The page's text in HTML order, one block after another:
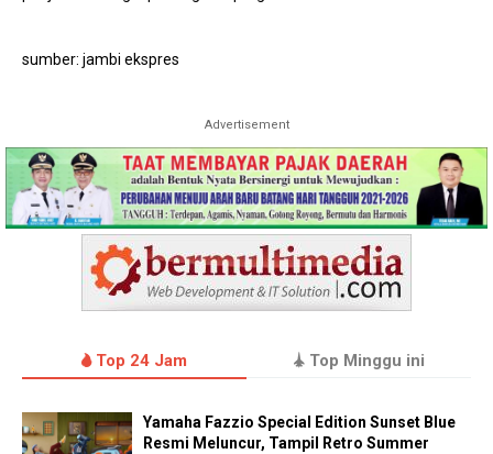
sumber: jambi ekspres
Advertisement
Top 24 Jam Top Minggu ini
Yamaha Fazzio Special Edition Sunset Blue
Resmi Meluncur, Tampil Retro Summer